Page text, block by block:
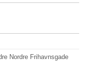
Nordre Frihavnsgade